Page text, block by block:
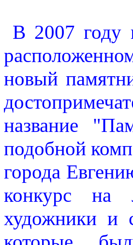
В 2007 году
новый
название
подобной
города
конкурс на
художники и